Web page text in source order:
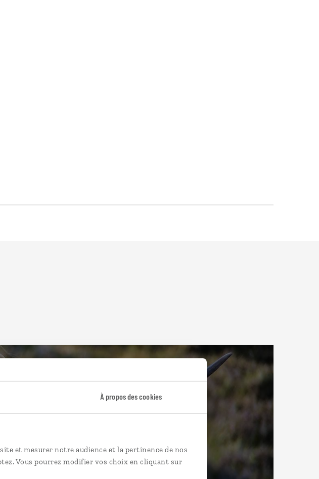
À propos des cookies
et mesurer notre audience et la pertinence de nos
Vous pourrez modifier vos choix en cliquant sur